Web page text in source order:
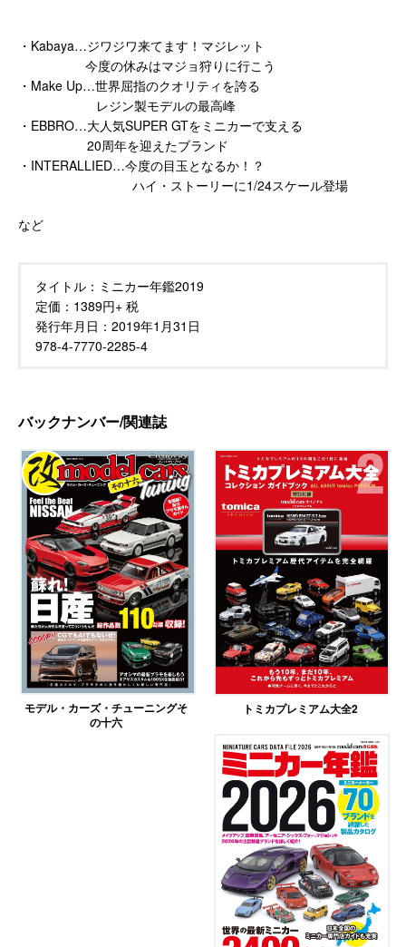
・Kabaya…ジワジワ来てます！マジレット
今度の休みはマジョ狩りに行こう
・Make Up…世界屈指のクオリティを誇る
レジン製モデルの最高峰
・EBBRO…大人気SUPER GTをミニカーで支える
20周年を迎えたブランド
・INTERALLIED…今度の目玉となるか！？
ハイ・ストーリーに1/24スケール登場
など
タイトル： ミニカー年鑑2019
定価： 1389円+ 税
発行年月日： 2019年1月31日
978-4-7770-2285-4
バックナンバー/関連誌
モデル・カーズ・チューニングそ
の十六
トミカプレミアム大全2